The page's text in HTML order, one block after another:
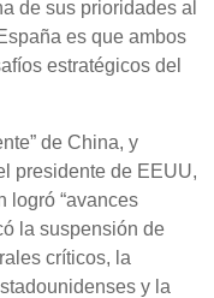
de sus prioridades al
es que ambos
estratégicos del
de China, y
presidente de EEUU,
logró “avances
la suspensión de
críticos, la
y la